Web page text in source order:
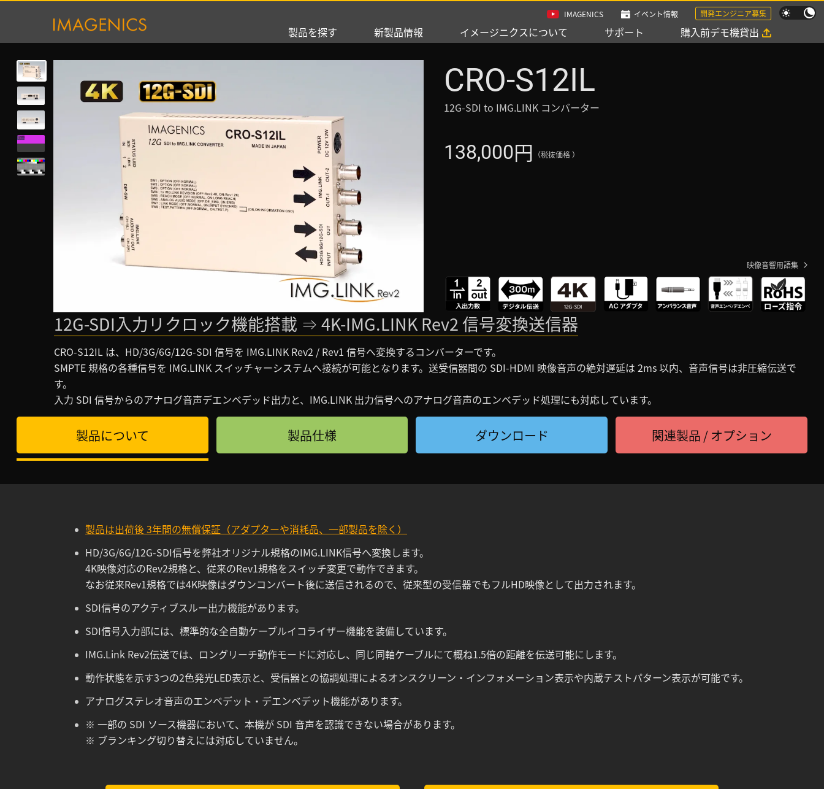
IMAGENICS イベント情報 開発エンジニア募集
製品を探す 新製品情報 イメージニクスについて サポート 購入前デモ機貸出
CRO-S12IL
12G-SDI to IMG.LINK コンバーター
138,000円 （税抜価格 ）
映像音響用語集
12G-SDI入力リクロック機能搭載 ⇒ 4K-IMG.LINK Rev2 信号変換送信器
CRO-S12IL は、HD/3G/6G/12G-SDI 信号を IMG.LINK Rev2 / Rev1 信号へ変換するコンバーターです。
SMPTE 規格の各種信号を IMG.LINK スイッチャーシステムへ接続が可能となります。送受信器間の SDI-HDMI 映像音声の絶対遅延は 2ms 以内、音声信号は非圧縮伝送で
す。
入力 SDI 信号からのアナログ音声デエンベデッド出力と、IMG.LINK 出力信号へのアナログ音声のエンベデッド処理にも対応しています。
製品について 製品仕様 ダウンロード 関連製品 / オプション
製品は出荷後 3年間の無償保証（アダプターや消耗品、一部製品を除く）
HD/3G/6G/12G-SDI信号を弊社オリジナル規格のIMG.LINK信号へ変換します。
4K映像対応のRev2規格と、従来のRev1規格をスイッチ変更で動作できます。
なお従来Rev1規格では4K映像はダウンコンバート後に送信されるので、従来型の受信器でもフルHD映像として出力されます。
SDI信号のアクティブスルー出力機能があります。
SDI信号入力部には、標準的な全自動ケーブルイコライザー機能を装備しています。
IMG.Link Rev2伝送では、ロングリーチ動作モードに対応し、同じ同軸ケーブルにて概ね1.5倍の距離を伝送可能にします。
動作状態を示す3つの2色発光LED表示と、受信器との協調処理によるオンスクリーン・インフォメーション表示や内蔵テストパターン表示が可能です。
アナログステレオ音声のエンベデット・デエンベデット機能があります。
※ 一部の SDI ソース機器において、本機が SDI 音声を認識できない場合があります。
※ ブランキング切り替えには対応していません。